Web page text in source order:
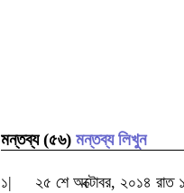
মন্তব্য (৫৬) মন্তব্য লিখুন
১| ২৫ শে অক্টোবর, ২০১৪ রাত